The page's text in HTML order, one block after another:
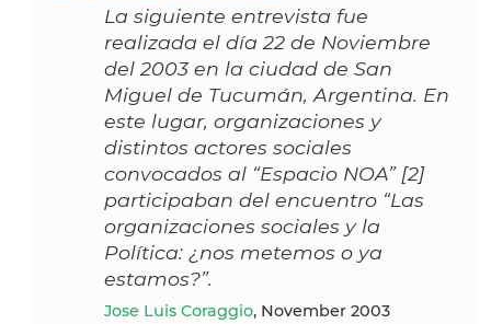
La siguiente entrevista fue
realizada el día 22 de Noviembre
del 2003 en la ciudad de San
Miguel de Tucumán, Argentina. En
este lugar, organizaciones y
distintos actores sociales
convocados al “Espacio NOA” [2]
participaban del encuentro “Las
organizaciones sociales y la
Política: ¿nos metemos o ya
estamos?”.
Jose Luis Coraggio, November 2003